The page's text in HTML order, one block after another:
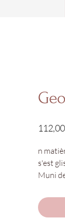
n
s'est
Muni